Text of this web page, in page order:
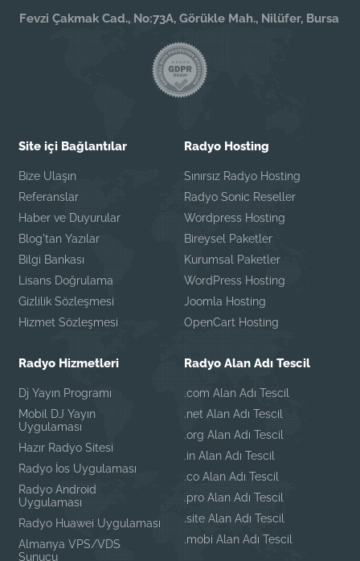
Fevzi Çakmak Cad., No:73A, Görükle Mah., Nilüfer, Bursa
Site içi Bağlantılar
Bize Ulaşın
Referanslar
Haber ve Duyurular
Blog'tan Yazılar
Bilgi Bankası
Lisans Doğrulama
Gizlilik Sözleşmesi
Hizmet Sözleşmesi
Radyo Hosting
Sınırsız Radyo Hosting
Radyo Sonic Reseller
Wordpress Hosting
Bireysel Paketler
Kurumsal Paketler
WordPress Hosting
Joomla Hosting
OpenCart Hosting
Radyo Hizmetleri
Dj Yayın Programı
Mobil DJ Yayın
Uygulaması
Hazır Radyo Sitesi
Radyo İos Uygulaması
Radyo Android
Uygulaması
Radyo Huawei Uygulaması
Almanya VPS/VDS
Sunucu
Radyo Alan Adı Tescil
.com Alan Adı Tescil
.net Alan Adı Tescil
.org Alan Adı Tescil
.in Alan Adı Tescil
.co Alan Adı Tescil
.pro Alan Adı Tescil
.site Alan Adı Tescil
.mobi Alan Adı Tescil